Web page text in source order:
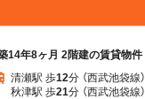
14年8ヶ月 2階建の賃貸物件
清瀬駅 歩12分 （西武池袋線）
秋津駅 歩21分 （西武池袋線）